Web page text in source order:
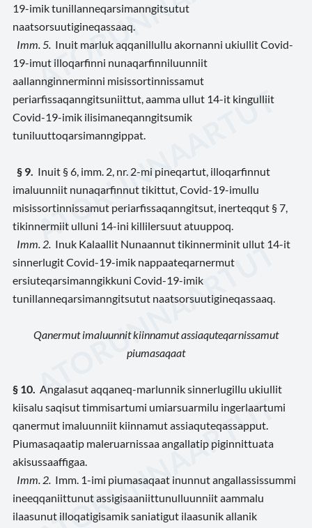
19-imik tunillanneqarsimanngitsutut
naatsorsuutigineqassaaq.
Imm. 5. Inuit marluk aqqanillullu akornanni ukiullit Covid-
19-imut illoqarfinni nunaqarfinniluunniit
aallannginnerminni misissortinnissamut
periarfissaqanngitsuniittut, aamma ullut 14-it kingulliit
Covid-19-imik ilisimaneqanngitsumik
tuniluuttoqarsimanngippat.
§ 9. Inuit § 6, imm. 2, nr. 2-mi pineqartut, illoqarfinnut
imaluunniit nunaqarfinnut tikittut, Covid-19-imullu
misissortinnissamut periarfissaqanngitsut, inerteqqut § 7,
tikinnermiit ulluni 14-ini killilersuut atuuppoq.
Imm. 2. Inuk Kalaallit Nunaannut tikinnerminit ullut 14-it
sinnerlugit Covid-19-imik nappaateqarnermut
ersiuteqarsimanngikkuni Covid-19-imik
tunillanneqarsimanngitsutut naatsorsuutigineqassaaq.
Qanermut imaluunnit kiinnamut assiaquteqarnissamut
piumasaqaat
§ 10. Angalasut aqqaneq-marlunnik sinnerlugillu ukiullit
kiisalu saqisut timmisartumi umiarsuarmilu ingerlaartumi
qanermut imaluunniit kiinnamut assiaquteqassapput.
Piumasaqaatip maleruarnissaa angallatip piginnittuata
akisussaaffigaa.
Imm. 2. Imm. 1-imi piumasaqaat inunnut angallassissummi
ineeqqaniittunut assigisaaniittunulluunniit aammalu
ilaasunut illoqatigisamik saniatigut ilaasunik allanik